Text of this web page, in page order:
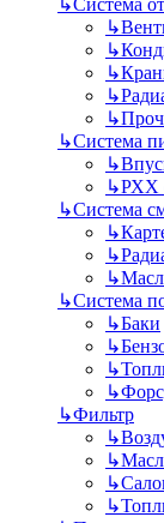
↳
↳
↳
↳
↳
↳Система
↳
↳РХХ
↳Система
↳
↳
↳
↳Система
↳Баки
↳
↳
↳
↳Фильтр
↳
↳
↳
↳